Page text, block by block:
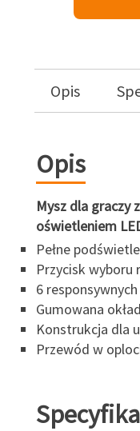
Opis
Opis
Mysz dla graczy
oświetleniem
Pełne
Przycisk wyboru
6
Gumowana
Konstrukcja dla
Przewód w